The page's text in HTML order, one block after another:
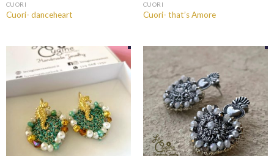
CUORI
Cuori- danceheart
CUORI
Cuori- that’s Amore